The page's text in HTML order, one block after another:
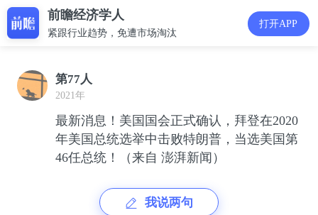
前瞻经济学人
紧跟行业趋势，免遭市场淘汰
打开APP
第77人
2021年
最新消息！美国国会正式确认，拜登在2020
年美国总统选举中击败特朗普，当选美国第
46任总统！（来自 澎湃新闻）
我说两句